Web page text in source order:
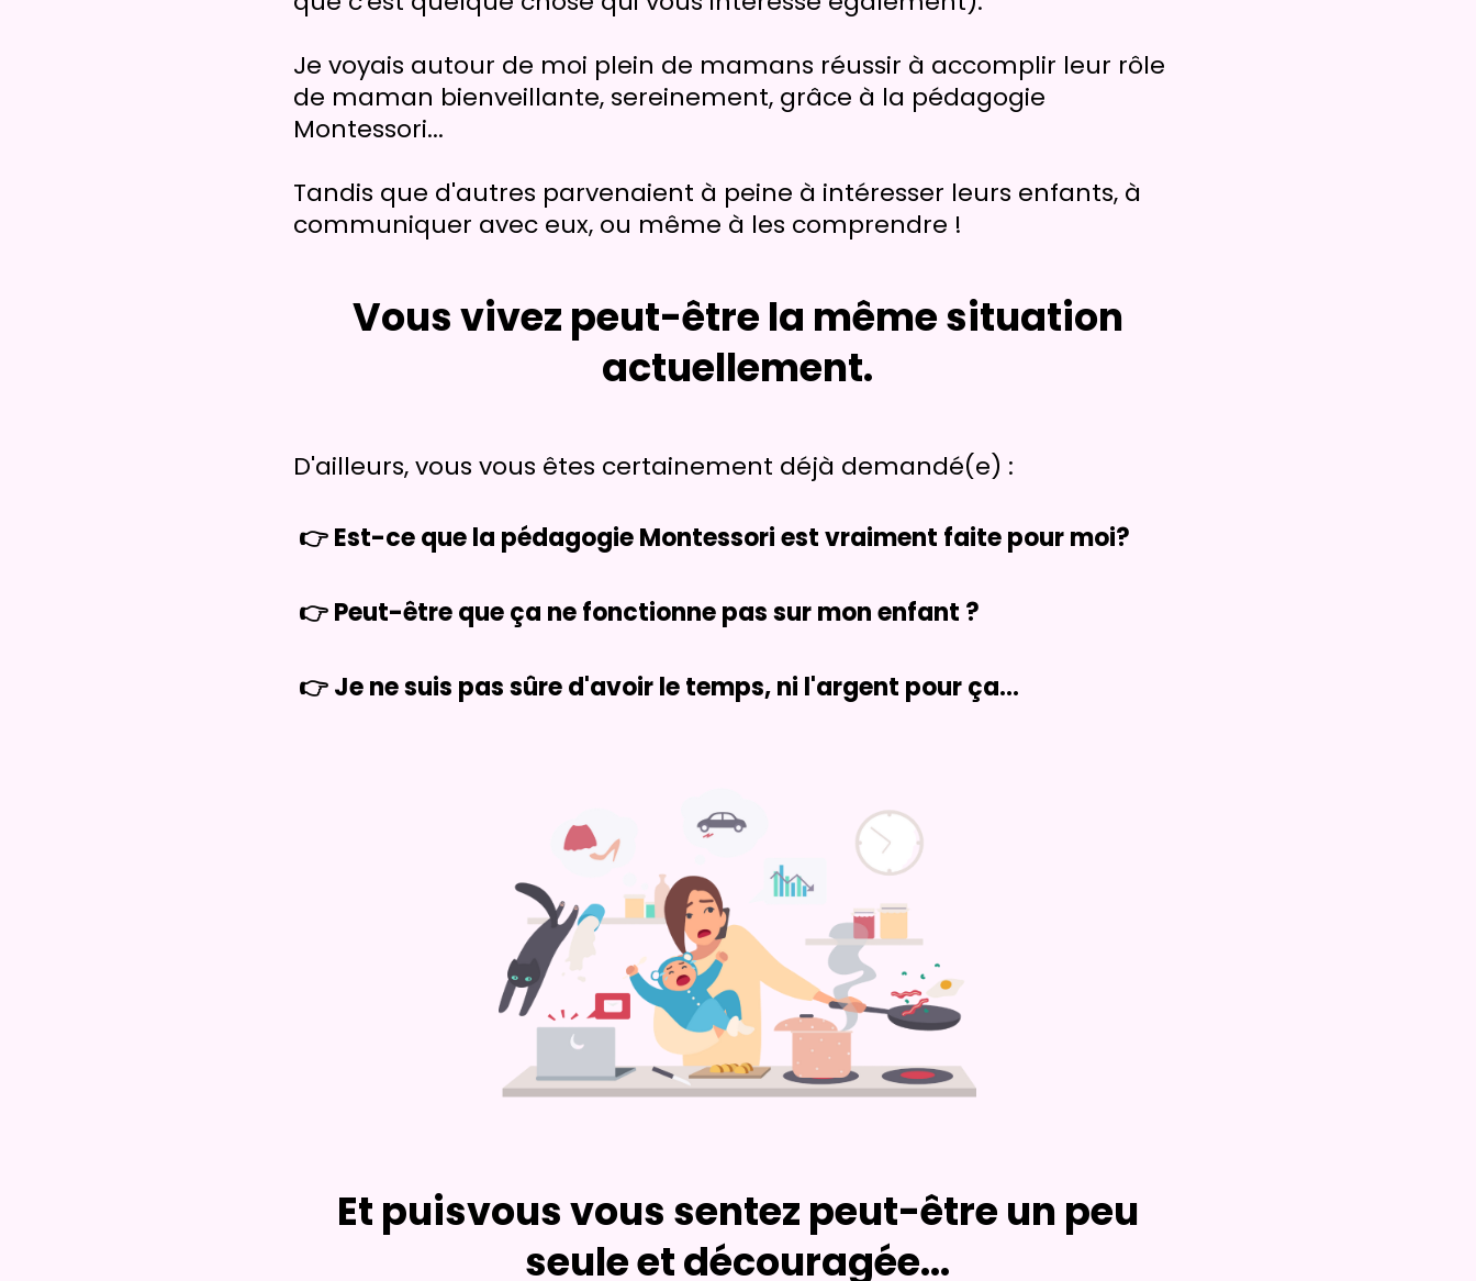
Je voyais autour de moi plein de mamans réussir à accomplir leur rôle
de maman bienveillante, sereinement, grâce à la pédagogie
Montessori...
Tandis que d'autres parvenaient à peine à intéresser leurs enfants, à
communiquer avec eux, ou même à les comprendre !
Vous vivez peut-être la même situation
actuellement.
D'ailleurs, vous vous êtes certainement déjà demandé(e) :
👉 Est-ce que la pédagogie Montessori est vraiment faite pour moi?
👉 Peut-être que ça ne fonctionne pas sur mon enfant ?
👉 Je ne suis pas sûre d'avoir le temps, ni l'argent pour ça...
Et puisvous vous sentez peut-être un peu
seule et découragée...